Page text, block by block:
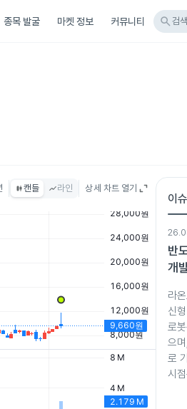
종목 발굴 마켓 정보 커뮤니티 search 검
캔들 라인 상세 차트 열기
이슈
반
개
라
신
로
으
로
시